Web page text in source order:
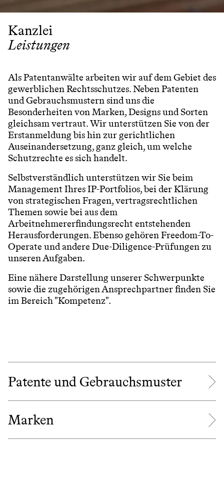
Kanzlei
Leistungen
Als Patentanwälte arbeiten wir auf dem Gebiet des
gewerblichen Rechtsschutzes. Neben Patenten
und Gebrauchsmustern sind uns die
Besonderheiten von Marken, Designs und Sorten
gleichsam vertraut. Wir unterstützen Sie von der
Erstanmeldung bis hin zur gerichtlichen
Auseinandersetzung, ganz gleich, um welche
Schutzrechte es sich handelt.
Selbstverständlich unterstützen wir Sie beim
Management Ihres IP-Portfolios, bei der Klärung
von strategischen Fragen, vertragsrechtlichen
Themen sowie bei aus dem
Arbeitnehmererfindungsrecht entstehenden
Herausforderungen. Ebenso gehören Freedom-To-
Operate und andere Due-Diligence-Prüfungen zu
unseren Aufgaben.
Eine nähere Darstellung unserer Schwerpunkte
sowie die zugehörigen Ansprechpartner finden Sie
im Bereich "Kompetenz".
Patente und Gebrauchsmuster
Patentanmeldungen
Marken